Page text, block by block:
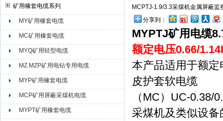
矿用橡套电缆系列
MY矿用橡套电缆
MC矿用橡套电缆
MYQ矿用轻型电缆
MZ.MZP矿用电钻专用电缆
MYP矿用橡套电缆
MCP矿用屏蔽采煤机电缆
MYPT矿用橡套电缆
MCPTJ-1.9/3.3采煤机金属屏蔽
分享到：
MYPTJ矿用电缆
额定电压0.66/
本产品适用于额
皮护套软电缆
（MC）UC-
采煤机及类似设